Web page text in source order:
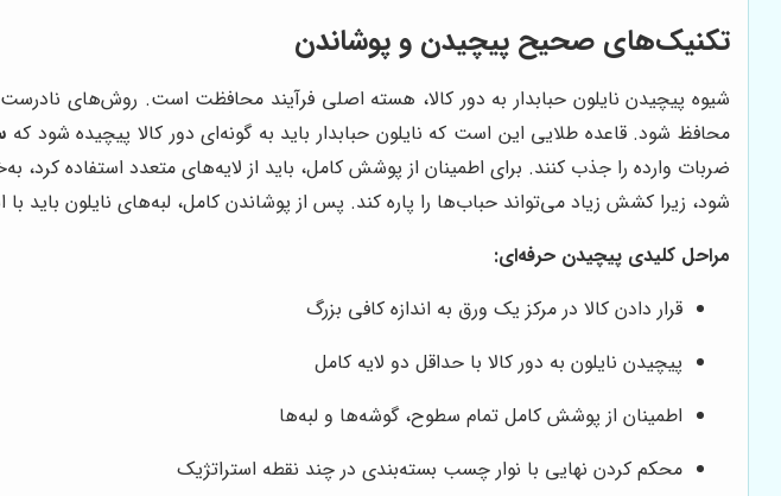
تکنیک‌های صحیح پیچیدن و پوشاندن
شیوه پیچیدن نایلون حبابدار به دور کالا، هسته اصلی فرآیند محافظت است. روش‌های
محافظ شود. قاعده طلایی این است که نایلون حبابدار باید به گونه‌ای دور کالا پیچیده شود که
ضربات وارده را جذب کنند. برای اطمینان از پوشش کامل، باید از لایه‌های متعدد استفاده
شود، زیرا کشش زیاد می‌تواند حباب‌ها را پاره کند. پس از پوشاندن کامل، لبه‌های نایلون
مراحل کلیدی پیچیدن حرفه‌ای:
قرار دادن کالا در مرکز یک ورق به اندازه کافی بزرگ
پیچیدن نایلون به دور کالا با حداقل دو لایه کامل
اطمینان از پوشش کامل تمام سطوح، گوشه‌ها و لبه‌ها
محکم کردن نهایی با نوار چسب بسته‌بندی در چند نقطه استراتژیک